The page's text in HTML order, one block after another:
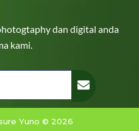
dan digital anda
kami.
Yuno © 2026